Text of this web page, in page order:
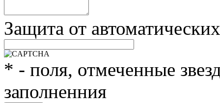
Защита от
* - поля, отмеченные
заполненния